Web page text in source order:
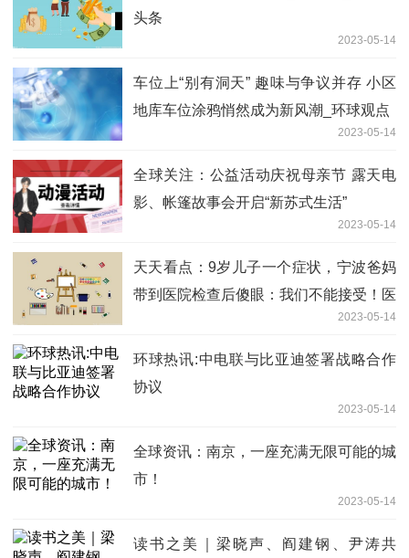
头条
2023-05-14
车位上“别有洞天” 趣味与争议并存 小区
地库车位涂鸦悄然成为新风潮_环球观点
2023-05-14
全球关注：公益活动庆祝母亲节 露天电
影、帐篷故事会开启“新苏式生活”
2023-05-14
天天看点：9岁儿子一个症状，宁波爸妈
带到医院检查后傻眼：我们不能接受！医
2023-05-14
环球热讯:中电联与比亚迪签署战略合作
协议
2023-05-14
全球资讯：南京，一座充满无限可能的城
市！
2023-05-14
读书之美｜梁晓声、阎建钢、尹涛共